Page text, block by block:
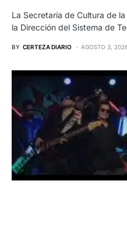
La Secretaría de Cultura de
la Dirección del Sistema de
BY CERTEZA DIARIO AGOSTO 3,